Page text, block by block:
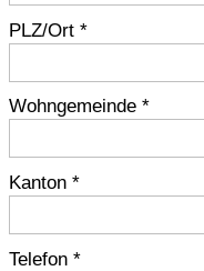
PLZ/Ort *
Wohngemeinde *
Kanton *
Telefon *